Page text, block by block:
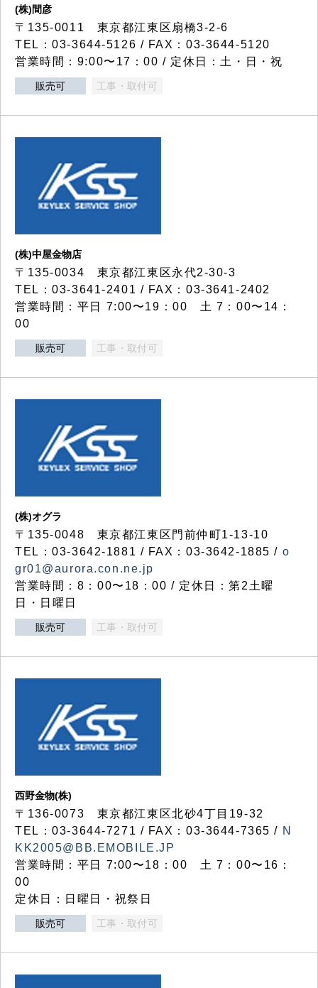
(株)間彦
〒135-0011 東京都江東区扇橋3-2-6
TEL：03-3644-5126 / FAX：03-3644-5120
営業時間：9:00〜17：00 / 定休日：土・日・祝
販売可 工事・取付可
(株)中屋金物店
〒135-0034 東京都江東区永代2-30-3
TEL：03-3641-2401 / FAX：03-3641-2402
営業時間：平日 7:00〜19：00 土 7：00〜14：
00
販売可 工事・取付可
(株)オグラ
〒135-0048 東京都江東区門前仲町1-13-10
TEL：03-3642-1881 / FAX：03-3642-1885 / o
gr01@aurora.con.ne.jp
営業時間：8：00〜18：00 / 定休日：第2土曜
日・日曜日
販売可 工事・取付可
西野金物(株)
〒136-0073 東京都江東区北砂4丁目19-32
TEL：03‐3644‐7271 / FAX：03-3644-7365 / N
KK2005@BB.EMOBILE.JP
営業時間：平日 7:00〜18：00 土 7：00〜16：
00
定休日：日曜日・祝祭日
販売可 工事・取付可